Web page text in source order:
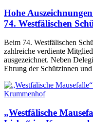
Hohe
74. Westfälischen
Beim 74. Westfälischen
zahlreiche verdiente
ausgezeichnet. Neben
Ehrung der Schützinnen
„Westfälische